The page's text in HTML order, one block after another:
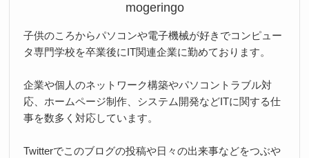
mogeringo
子供のころからパソコンや電子機械が好きでコンピュー
タ専門学校を卒業後にIT関連企業に勤めております。
企業や個人のネットワーク構築やパソコントラブル対
応、ホームページ制作、システム開発などITに関する仕
事を数多く対応しています。
Twitterでこのブログの投稿や日々の出来事などをつぶや